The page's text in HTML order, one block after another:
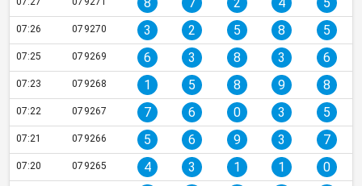
07:26 079270 3 2 5 8 5
07:25 079269 6 3 8 3 6
07:23 079268 1 5 8 9 8
07:22 079267 7 6 0 3 5
07:21 079266 5 6 9 3 7
07:20 079265 4 3 1 1 0